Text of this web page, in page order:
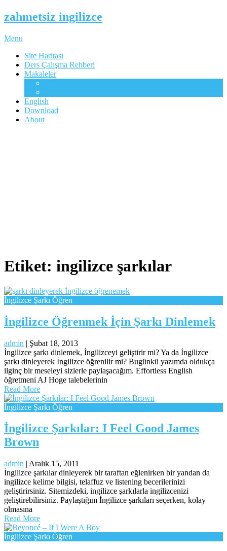
zahmetsiz ingilizce
Menu
Site Haritası
Ders Çalışma Rehberi
Makaleler
English
Download
About
Etiket: ingilizce şarkılar
İngilizce Şarkı Öğren
İngilizce Öğrenmek İçin Şarkı Dinlemek
admin | Şubat 18, 2013
İngilizce şarkı dinlemek, İngilizceyi geliştirir mi? Ya da İngilizce
şarkı dinleyerek İngilizce öğrenilir mi? Bugünkü yazımda oldukça
ilginç bir meseleyi sizlerle paylaşacağım. Effortless English
öğretmeni AJ Hoge talebelerinin
Read More
İngilizce Şarkı Öğren
İngilizce Şarkılar: I Feel Good James
Brown
admin | Aralık 15, 2011
İngilizce şarkılar dinleyerek bir taraftan eğlenirken bir yandan da
ingilizce kelime bilgisi, telaffuz ve listening becerilerinizi
geliştirirsiniz. Sitemizdeki, ingilizce şarkılarla ingilizcenizi
geliştirebilirsiniz. Paylaştığım İngilizce şarkıları seçerken, kolay
olmasına
Read More
İngilizce Şarkı Öğren